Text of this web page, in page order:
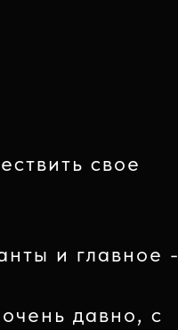
свое
и главное -
давно, с